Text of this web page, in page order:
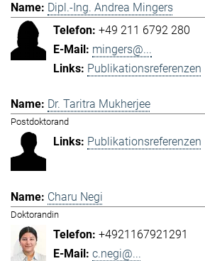
Dipl.-Ing. Andrea Mingers
+49 211 6792 280
mingers@...
Publikationsreferenzen
Dr. Taritra Mukherjee
Postdoktorand
Publikationsreferenzen
Charu Negi
Doktorandin
+4921167921291
c.negi@...